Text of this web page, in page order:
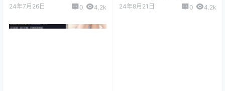
24年7月26日 0 4.2k 24年8月21日 0 4.2k